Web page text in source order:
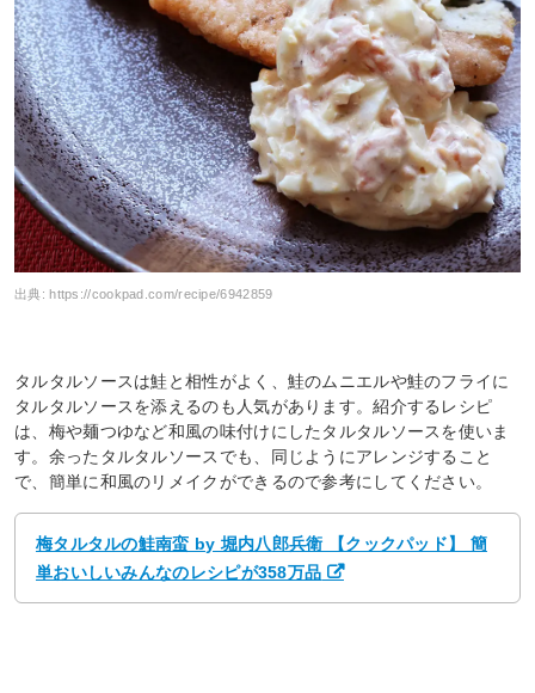
出典: https://cookpad.com/recipe/6942859
タルタルソースは鮭と相性がよく、鮭のムニエルや鮭のフライに
タルタルソースを添えるのも人気があります。紹介するレシピ
は、梅や麺つゆなど和風の味付けにしたタルタルソースを使いま
す。余ったタルタルソースでも、同じようにアレンジすること
で、簡単に和風のリメイクができるので参考にしてください。
梅タルタルの鮭南蛮 by 堀内八郎兵衛 【クックパッド】 簡
単おいしいみんなのレシピが358万品